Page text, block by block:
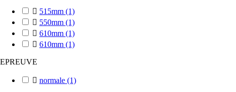
 515mm (1)
 550mm (1)
 610mm (1)
 610mm (1)
EPREUVE
 normale (1)